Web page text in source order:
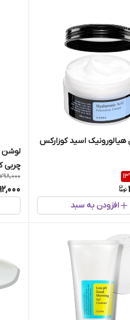
هیالورونیک اسید کوزارکس
13
افزودن به سبد
لوشن
چربی